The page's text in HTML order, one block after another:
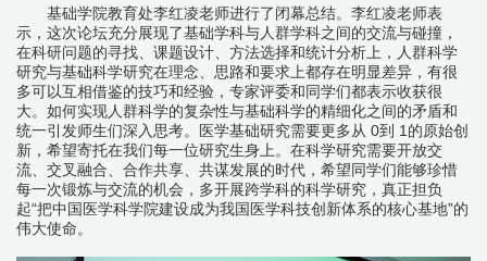
基础学院教育处李红凌老师进行了闭幕总结。李红凌老师表
示，这次论坛充分展现了基础学科与人群学科之间的交流与碰撞，
在科研问题的寻找、课题设计、方法选择和统计分析上，人群科学
研究与基础科学研究在理念、思路和要求上都存在明显差异，有很
多可以互相借鉴的技巧和经验，专家评委和同学们都表示收获很
大。如何实现人群科学的复杂性与基础科学的精细化之间的矛盾和
统一引发师生们深入思考。医学基础研究需要更多从 0到 1的原始创
新，希望寄托在我们每一位研究生身上。在科学研究需要开放交
流、交叉融合、合作共享、共谋发展的时代，希望同学们能够珍惜
每一次锻炼与交流的机会，多开展跨学科的科学研究，真正担负
起“把中国医学科学院建设成为我国医学科技创新体系的核心基地”的
伟大使命。